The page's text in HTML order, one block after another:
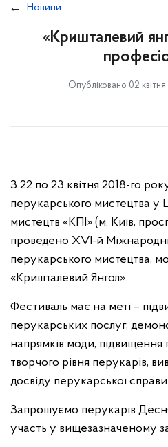
Новини
«Кришталевий
Опубліковано 02
З 22 по 23 квітня 2018-го
перукарського мистецтва у
мистецтв «КПІ» (м. Київ,
проведено ХVІ-й
перукарського мистецтва,
«Кришталевий Янгол».
Фестиваль має на меті –
перукарських послуг,
напрямків моди, підвищення
творчого рівня перукарів,
досвіду перукарської справи.
Запрошуємо перукарів
участь у вищезазначеному